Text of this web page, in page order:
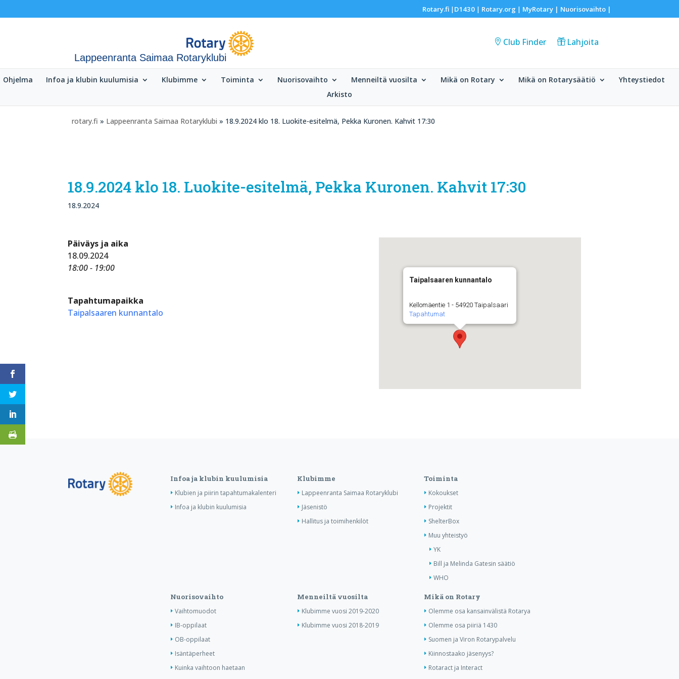
Rotary.fi|D1430| Rotary.org | MyRotary | Nuorisovaihto|
Lappeenranta Saimaa Rotaryklubi
Club Finder Lahjoita
Ohjelma Infoa ja klubin kuulumisia Klubimme Toiminta Nuorisovaihto Menneiltä vuosilta Mikä on Rotary Mikä on Rotarysäätiö
Yhteystiedot
Arkisto
rotary.fi » Lappeenranta Saimaa Rotaryklubi » 18.9.2024 klo 18. Luokite-esitelmä, Pekka Kuronen. Kahvit 17:30
18.9.2024 klo 18. Luokite-esitelmä, Pekka Kuronen. Kahvit 17:30
18.9.2024
Taipalsaaren kunnantalo
Kellomäentie 1 - 54920 Taipalsaari
Tapahtumat
Päiväys ja aika
18.09.2024
18:00 - 19:00
Tapahtumapaikka
Taipalsaaren kunnantalo
Infoa ja klubin kuulumisia
Klubien ja piirin tapahtumakalenteri
Infoa ja klubin kuulumisia
Klubimme
Lappeenranta Saimaa Rotaryklubi
Jäsenistö
Hallitus ja toimihenkilöt
Toiminta
Kokoukset
Projektit
ShelterBox
Muu yhteistyö
YK
Bill ja Melinda Gatesin säätiö
WHO
Nuorisovaihto
Vaihtomuodot
IB-oppilaat
OB-oppilaat
Isäntäperheet
Kuinka vaihtoon haetaan
Menneiltä vuosilta
Klubimme vuosi 2019-2020
Klubimme vuosi 2018-2019
Mikä on Rotary
Olemme osa kansainvälistä Rotarya
Olemme osa piiriä 1430
Suomen ja Viron Rotarypalvelu
Kiinnostaako jäsenyys?
Rotaract ja Interact